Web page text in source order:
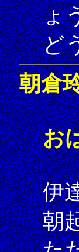
ょ
ど
朝倉
お
伊
朝